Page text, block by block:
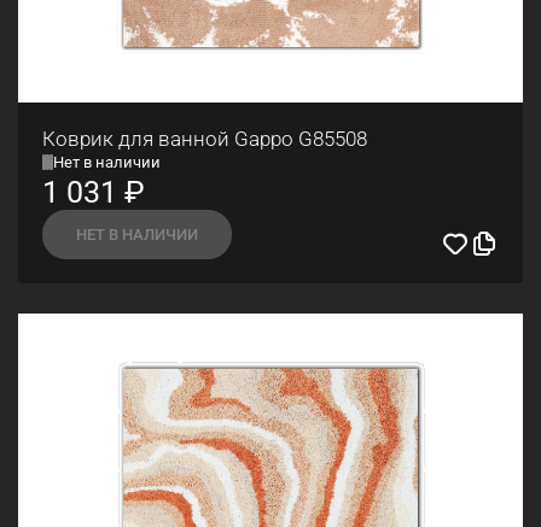
Коврик для ванной Gappo G85508
Нет в наличии
1 031 ₽
НЕТ В НАЛИЧИИ